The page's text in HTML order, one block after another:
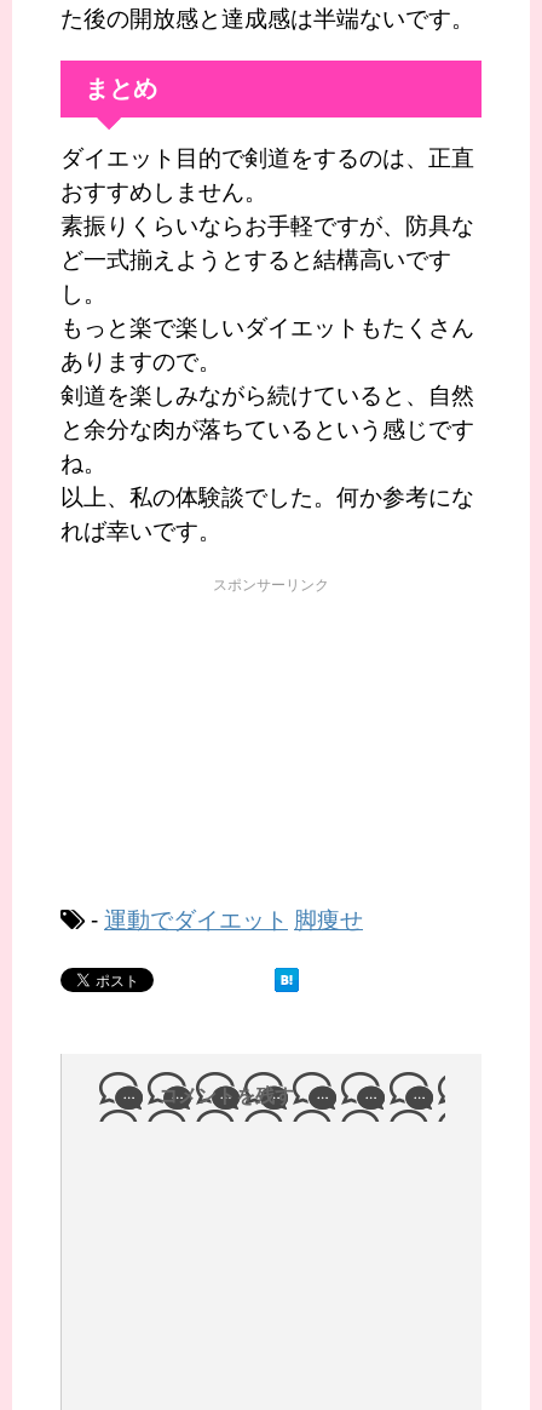
た後の開放感と達成感は半端ないです。
まとめ
ダイエット目的で剣道をするのは、正直
おすすめしません。
素振りくらいならお手軽ですが、防具な
ど一式揃えようとすると結構高いです
し。
もっと楽で楽しいダイエットもたくさん
ありますので。
剣道を楽しみながら続けていると、自然
と余分な肉が落ちているという感じです
ね。
以上、私の体験談でした。何か参考にな
れば幸いです。
スポンサーリンク
- 運動でダイエット 脚痩せ
コメントを残す